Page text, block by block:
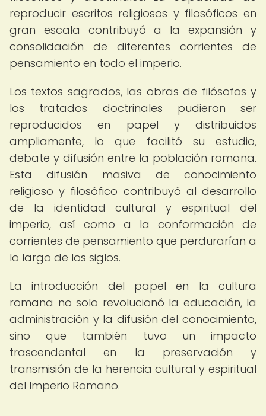
reproducir escritos religiosos y filosóficos en
gran escala contribuyó a la expansión y
consolidación de diferentes corrientes de
pensamiento en todo el imperio.
Los textos sagrados, las obras de filósofos y
los tratados doctrinales pudieron ser
reproducidos en papel y distribuidos
ampliamente, lo que facilitó su estudio,
debate y difusión entre la población romana.
Esta difusión masiva de conocimiento
religioso y filosófico contribuyó al desarrollo
de la identidad cultural y espiritual del
imperio, así como a la conformación de
corrientes de pensamiento que perdurarían a
lo largo de los siglos.
La introducción del papel en la cultura
romana no solo revolucionó la educación, la
administración y la difusión del conocimiento,
sino que también tuvo un impacto
trascendental en la preservación y
transmisión de la herencia cultural y espiritual
del Imperio Romano.